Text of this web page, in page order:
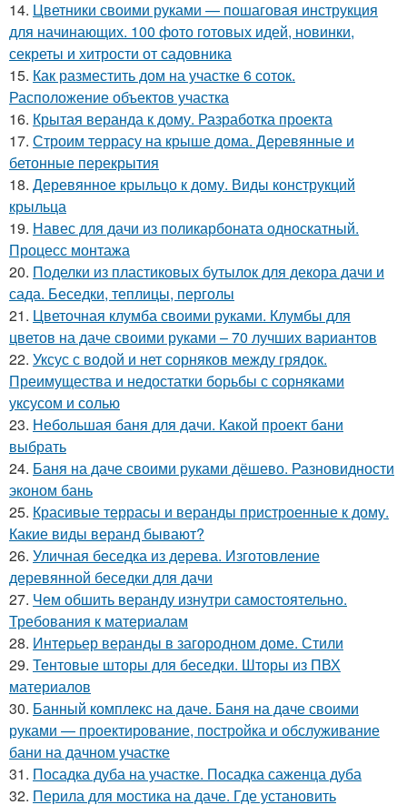
14. Цветники своими руками — пошаговая инструкция
для начинающих. 100 фото готовых идей, новинки,
секреты и хитрости от садовника
15. Как разместить дом на участке 6 соток.
Расположение объектов участка
16. Крытая веранда к дому. Разработка проекта
17. Строим террасу на крыше дома. Деревянные и
бетонные перекрытия
18. Деревянное крыльцо к дому. Виды конструкций
крыльца
19. Навес для дачи из поликарбоната односкатный.
Процесс монтажа
20. Поделки из пластиковых бутылок для декора дачи и
сада. Беседки, теплицы, перголы
21. Цветочная клумба своими руками. Клумбы для
цветов на даче своими руками – 70 лучших вариантов
22. Уксус с водой и нет сорняков между грядок.
Преимущества и недостатки борьбы с сорняками
уксусом и солью
23. Небольшая баня для дачи. Какой проект бани
выбрать
24. Баня на даче своими руками дёшево. Разновидности
эконом бань
25. Красивые террасы и веранды пристроенные к дому.
Какие виды веранд бывают?
26. Уличная беседка из дерева. Изготовление
деревянной беседки для дачи
27. Чем обшить веранду изнутри самостоятельно.
Требования к материалам
28. Интерьер веранды в загородном доме. Стили
29. Тентовые шторы для беседки. Шторы из ПВХ
материалов
30. Банный комплекс на даче. Баня на даче своими
руками — проектирование, постройка и обслуживание
бани на дачном участке
31. Посадка дуба на участке. Посадка саженца дуба
32. Перила для мостика на даче. Где установить